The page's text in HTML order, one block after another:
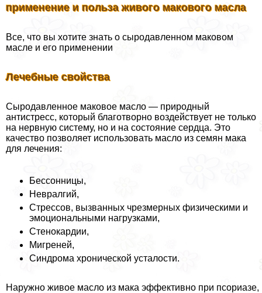
применение и польза живого макового масла
Все, что вы хотите знать о сыродавленном маковом
масле и его применении
Лечебные свойства
Сыродавленное маковое масло — природный
антистресс, который благотворно воздействует не только
на нервную систему, но и на состояние сердца. Это
качество позволяет использовать масло из семян мака
для лечения:
Бессонницы,
Невралгий,
Стрессов, вызванных чрезмерных физическими и
эмоциональными нагрузками,
Стенокардии,
Мигреней,
Синдрома хронической усталости.
Наружно живое масло из мака эффективно при псориазе,